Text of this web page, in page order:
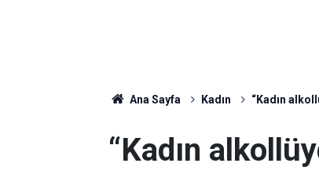
Ana Sayfa Kadın “Kadın
“Kadın